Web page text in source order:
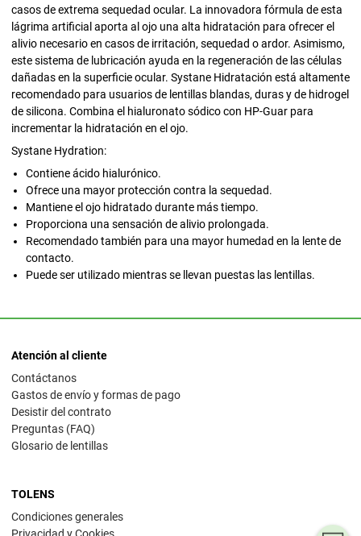
casos de extrema sequedad ocular. La innovadora fórmula de esta
lágrima artificial aporta al ojo una alta hidratación para ofrecer el
alivio necesario en casos de irritación, sequedad o ardor. Asimismo,
este sistema de lubricación ayuda en la regeneración de las células
dañadas en la superficie ocular. Systane Hidratación está altamente
recomendado para usuarios de lentillas blandas, duras y de hidrogel
de silicona. Combina el hialuronato sódico con HP-Guar para
incrementar la hidratación en el ojo.
Systane Hydration:
Contiene ácido hialurónico.
Ofrece una mayor protección contra la sequedad.
Mantiene el ojo hidratado durante más tiempo.
Proporciona una sensación de alivio prolongada.
Recomendado también para una mayor humedad en la lente de
contacto.
Puede ser utilizado mientras se llevan puestas las lentillas.
Atención al cliente
Contáctanos
Gastos de envío y formas de pago
Desistir del contrato
Preguntas (FAQ)
Glosario de lentillas
TOLENS
Condiciones generales
Privacidad y Cookies